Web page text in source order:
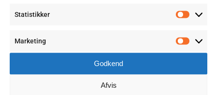
Statistikker
Marketing
Godkend
Afvis
Flere oplysninger om projektet kontakt: